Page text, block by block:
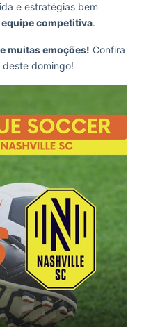
e estratégias bem
competitiva.
muitas emoções! Confira
domingo!